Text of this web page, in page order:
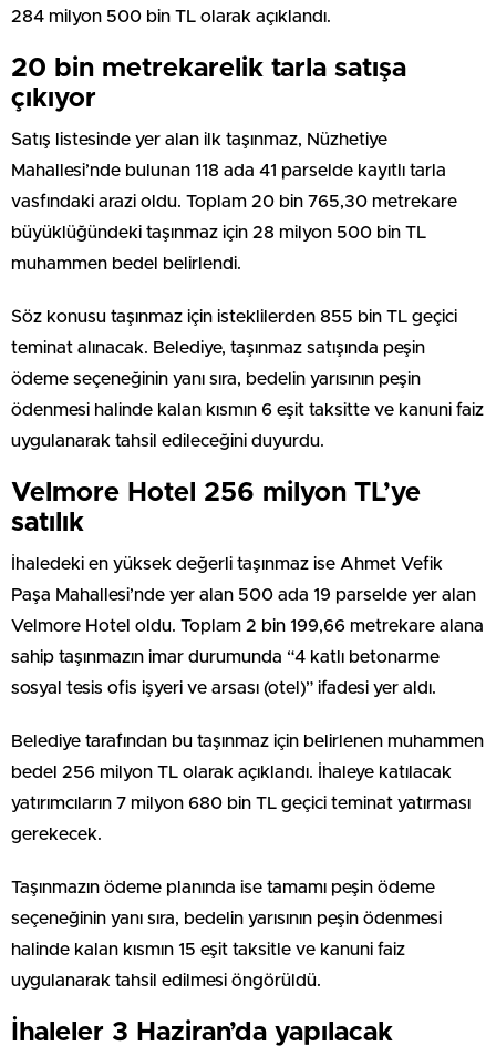
284 milyon 500 bin TL olarak açıklandı.
20 bin metrekarelik tarla satışa
çıkıyor
Satış listesinde yer alan ilk taşınmaz, Nüzhetiye
Mahallesi’nde bulunan 118 ada 41 parselde kayıtlı tarla
vasfındaki arazi oldu. Toplam 20 bin 765,30 metrekare
büyüklüğündeki taşınmaz için 28 milyon 500 bin TL
muhammen bedel belirlendi.
Söz konusu taşınmaz için isteklilerden 855 bin TL geçici
teminat alınacak. Belediye, taşınmaz satışında peşin
ödeme seçeneğinin yanı sıra, bedelin yarısının peşin
ödenmesi halinde kalan kısmın 6 eşit taksitte ve kanuni faiz
uygulanarak tahsil edileceğini duyurdu.
Velmore Hotel 256 milyon TL’ye
satılık
İhaledeki en yüksek değerli taşınmaz ise Ahmet Vefik
Paşa Mahallesi’nde yer alan 500 ada 19 parselde yer alan
Velmore Hotel oldu. Toplam 2 bin 199,66 metrekare alana
sahip taşınmazın imar durumunda “4 katlı betonarme
sosyal tesis ofis işyeri ve arsası (otel)” ifadesi yer aldı.
Belediye tarafından bu taşınmaz için belirlenen muhammen
bedel 256 milyon TL olarak açıklandı. İhaleye katılacak
yatırımcıların 7 milyon 680 bin TL geçici teminat yatırması
gerekecek.
Taşınmazın ödeme planında ise tamamı peşin ödeme
seçeneğinin yanı sıra, bedelin yarısının peşin ödenmesi
halinde kalan kısmın 15 eşit taksitle ve kanuni faiz
uygulanarak tahsil edilmesi öngörüldü.
İhaleler 3 Haziran’da yapılacak